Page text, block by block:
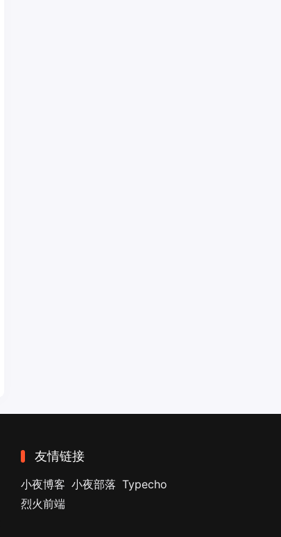
友情链接
小夜博客 小夜部落 Typecho
烈火前端